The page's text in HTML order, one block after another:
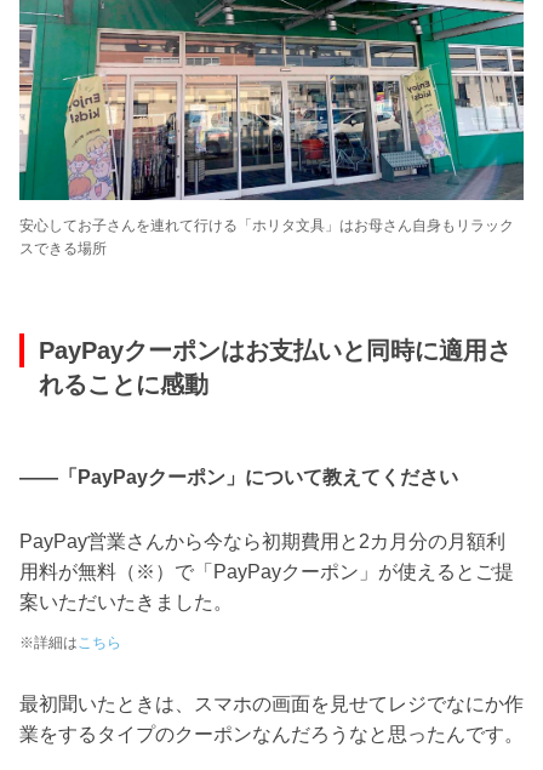
安心してお子さんを連れて行ける「ホリタ文具」はお母さん自身もリラック
スできる場所
PayPayクーポンはお支払いと同時に適用さ
れることに感動
――「PayPayクーポン」について教えてください
PayPay営業さんから今なら初期費用と2カ月分の月額利
用料が無料（※）で「PayPayクーポン」が使えるとご提
案いただいたきました。
※詳細はこちら
最初聞いたときは、スマホの画面を見せてレジでなにか作
業をするタイプのクーポンなんだろうなと思ったんです。